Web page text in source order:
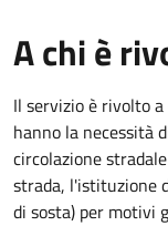
A chi è
Il servizio è rivolto
hanno la necessità
circolazione
strada, l'istituzione
di sosta) per motivi